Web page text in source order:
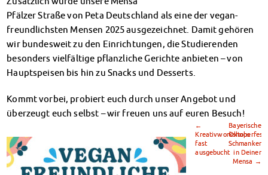
Wohnheime im Überblick
Wohnheime in Magdeburg
Wohnheime in Wernigerode
Wohnheimantrag & -service
MIT einander – FÜR einander
Wohnheimtutoren
Schadensmeldung
Wohnen-FAQ
AnsprechpartnerInnen
Soziales & Beratung
Sozialberatung
Pfälzer Straße von Peta Deutschland als eine der vegan-
freundlichsten Mensen 2025 ausgezeichnet. Damit gehören
wir bundesweit zu den Einrichtungen, die Studierenden
besonders vielfältige pflanzliche Gerichte anbieten – von
Hauptspeisen bis hin zu Snacks und Desserts.
Kommt vorbei, probiert euch durch unser Angebot und
überzeugt euch selbst – wir freuen uns auf euren Besuch!
←
Kreativworkshops
fast
ausgebucht
Bayerische
Oktoberfest-
Schmankerl
in Deiner
Mensa →